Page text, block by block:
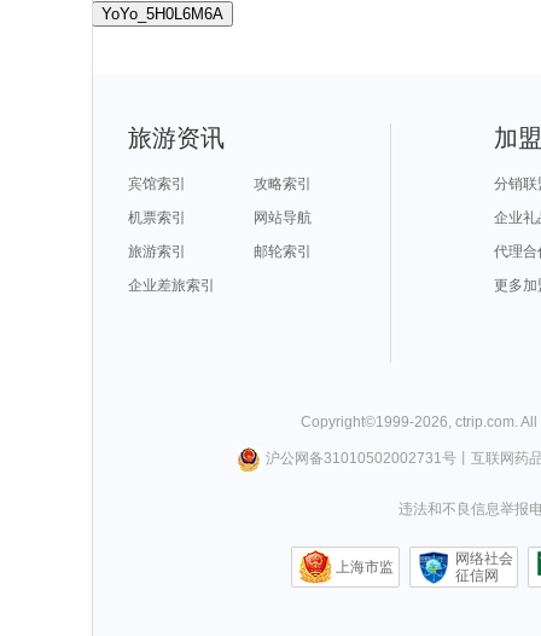
YoYo_5H0L6M6A
旅游资讯
宾馆索引
攻略索引
机票索引
网站导航
旅游索引
邮轮索引
企业差旅索引
加
分销联
企业礼
代理合
更多加
Copyright©1999-2026 ctrip.com .
沪公网备31010502002731号丨 互联网药
违法和不良信息举报
上海市监
网络社会
征信网